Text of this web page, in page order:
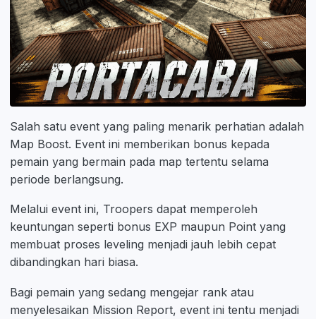
Salah satu event yang paling menarik perhatian adalah
Map Boost. Event ini memberikan bonus kepada
pemain yang bermain pada map tertentu selama
periode berlangsung.
Melalui event ini, Troopers dapat memperoleh
keuntungan seperti bonus EXP maupun Point yang
membuat proses leveling menjadi jauh lebih cepat
dibandingkan hari biasa.
Bagi pemain yang sedang mengejar rank atau
menyelesaikan Mission Report, event ini tentu menjadi